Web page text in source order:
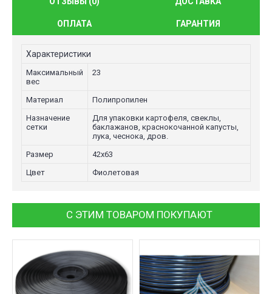
ОПЛАТА ГАРАНТИЯ
Характеристики
Максимальный
вес
23
Материал
Полипропилен
Назначение
сетки
Для упаковки картофеля, свеклы,
баклажанов, краснокочанной капусты,
лука, чеснока, дров.
Размер
42х63
Цвет
Фиолетовая
С ЭТИМ ТОВАРОМ ПОКУПАЮТ